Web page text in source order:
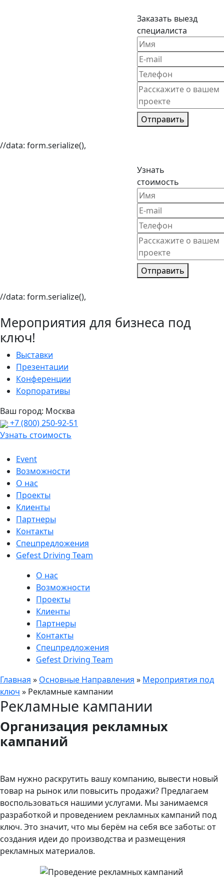
Заказать выезд
специалиста
Отправить
//data: form.serialize(),
Узнать
стоимость
Отправить
//data: form.serialize(),
Мероприятия для бизнеса под
ключ!
Выставки
Презентации
Конференции
Корпоративы
Ваш город: Москва
+7 (800) 250-92-51
Узнать стоимость
Event
Возможности
О нас
Проекты
Клиенты
Партнеры
Контакты
Спецпредложения
Gefest Driving Team
О нас
Возможности
Проекты
Клиенты
Партнеры
Контакты
Спецпредложения
Gefest Driving Team
Главная » Основные Направления » Мероприятия под
ключ » Рекламные кампании
Рекламные кампании
Организация рекламных
кампаний
Вам нужно раскрутить вашу компанию, вывести новый
товар на рынок или повысить продажи? Предлагаем
воспользоваться нашими услугами. Мы занимаемся
разработкой и проведением рекламных кампаний под
ключ. Это значит, что мы берём на себя все заботы: от
создания идеи до производства и размещения
рекламных материалов.